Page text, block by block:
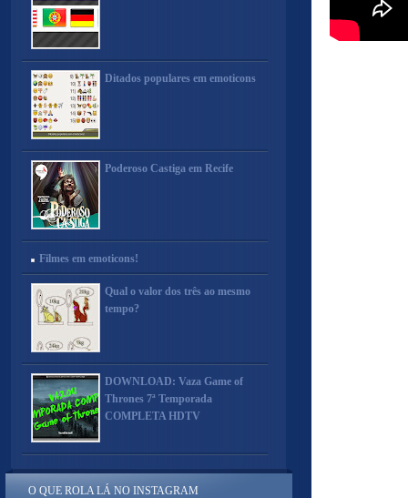
Ditados populares em emoticons
Poderoso Castiga em Recife
Filmes em emoticons!
Qual o valor dos três ao mesmo
tempo?
DOWNLOAD: Vaza Game of
Thrones 7ª Temporada
COMPLETA HDTV
O QUE ROLA LÁ NO INSTAGRAM